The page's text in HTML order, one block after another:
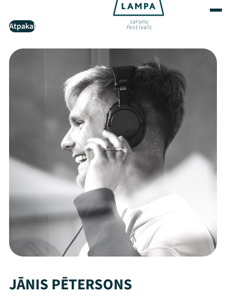
Atpakaļ
JĀNIS PĒTERSONS